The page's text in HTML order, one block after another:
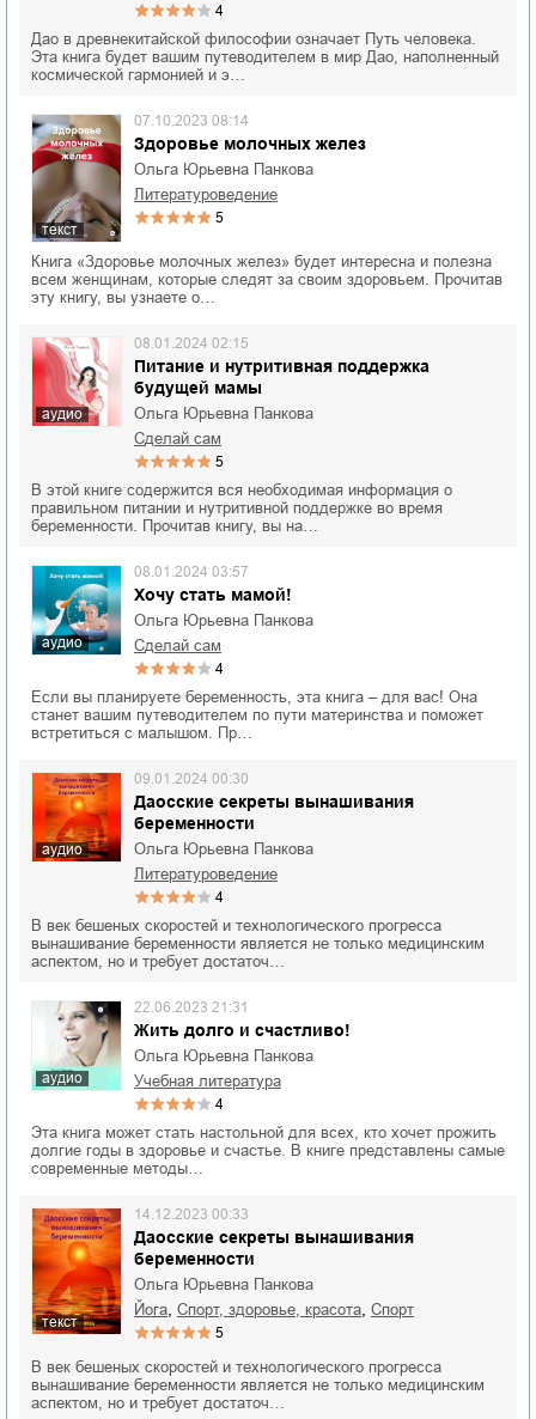
4
Дао в древнекитайской философии означает Путь человека.
Эта книга будет вашим путеводителем в мир Дао, наполненный
космической гармонией и э…
текст
Здоровье молочных желез
07.10.2023 08:14
Ольга Юрьевна Панкова
литературоведение
5
Книга «Здоровье молочных желез» будет интересна и полезна
всем женщинам, которые следят за своим здоровьем. Прочитав
эту книгу, вы узнаете о…
аудио
Питание и нутритивная поддержка
будущей мамы
08.01.2024 02:15
Ольга Юрьевна Панкова
сделай сам
5
В этой книге содержится вся необходимая информация о
правильном питании и нутритивной поддержке во время
беременности. Прочитав книгу, вы на…
аудио
Хочу стать мамой!
08.01.2024 03:57
Ольга Юрьевна Панкова
сделай сам
4
Если вы планируете беременность, эта книга – для вас! Она
станет вашим путеводителем по пути материнства и поможет
встретиться с малышом. Пр…
аудио
Даосские секреты вынашивания
беременности
09.01.2024 00:30
Ольга Юрьевна Панкова
литературоведение
4
В век бешеных скоростей и технологического прогресса
вынашивание беременности является не только медицинским
аспектом, но и требует достаточ…
аудио
Жить долго и счастливо!
22.06.2023 21:31
Ольга Юрьевна Панкова
учебная литература
4
Эта книга может стать настольной для всех, кто хочет прожить
долгие годы в здоровье и счастье. В книге представлены самые
современные методы…
текст
Даосские секреты вынашивания
беременности
14.12.2023 00:33
Ольга Юрьевна Панкова
йога
спорт, здоровье, красота спорт
5
В век бешеных скоростей и технологического прогресса
вынашивание беременности является не только медицинским
аспектом, но и требует достаточ…